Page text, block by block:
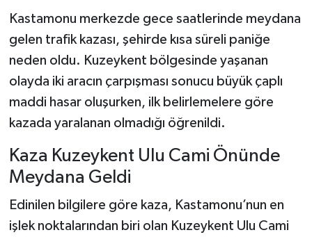
Kastamonu merkezde gece saatlerinde meydana
gelen trafik kazası, şehirde kısa süreli paniğe
neden oldu. Kuzeykent bölgesinde yaşanan
olayda iki aracın çarpışması sonucu büyük çaplı
maddi hasar oluşurken, ilk belirlemelere göre
kazada yaralanan olmadığı öğrenildi.
Kaza Kuzeykent Ulu Cami Önünde
Meydana Geldi
Edinilen bilgilere göre kaza, Kastamonu’nun en
işlek noktalarından biri olan Kuzeykent Ulu Cami
Küre Haberleri
Merkez Haberleri
Pınarbaşı Haberleri
Seydiler Haberleri
Taşköprü Haberleri